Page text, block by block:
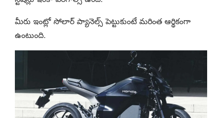
మీరు ఇంట్లో సోలార్ ప్యానెల్స్ పెట్టుకుంటే మరింత ఆర్థికంగా
ఉంటుంది.